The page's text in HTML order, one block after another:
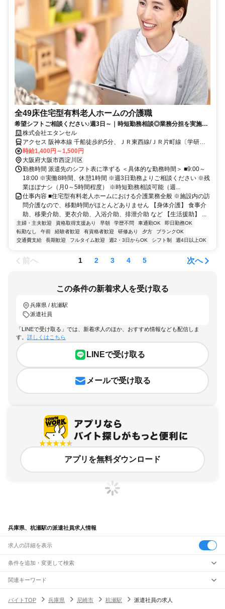
全49床住宅型有料老人ホームの介護職
希望シフトご相談ください♪週3日～｜時短勤務相談◎業務分担を実施し
ているから残業ほぼナシ｜車通勤可能
株式会社エタンセル
アクセス 阪神本線 千船徒歩約5分、ＪＲ東西線/ＪＲ片町線〔学研都
市線〕 御幣島7a口徒歩約11分、阪神本線 杭瀬徒歩約15分 【勤務地
最寄駅】阪神本線「千船」駅より徒歩7分
時給1,400円～1,500円
大阪府大阪市西淀川区
勤務時間 派遣先のシフト表に準ずる ＜具体的な勤務時間＞ ■9:00～
18:00 ※実働8時間、休憩1時間 ※週3日勤務よりご相談ください ※残
業ほぼナシ（月0～5時間程度） ※時短勤務相談可能（週...
仕事内容 ■住宅型有料老人ホームにおける介護業務全般 ※施設内の訪
問介護なので、移動時間がほとんどありません 【身体介護】 食事介
助、移乗介助、更衣介助、入浴介助、排泄介助 など 【生活援助】 ...
主婦・主夫歓迎 資格取得支援あり 早朝 学歴不問 車通勤OK
即日勤務OK
転勤なし
午前 経験者歓迎 有資格者歓迎 研修あり 夕方
ブランクOK
交通費支給
長期歓迎 フルタイム歓迎 週2・3日からOK シフト制 週4日以上OK
前へ 1 2 3 4 5 次へ
この条件の新着求人を受け取る
兵庫県 / 杭瀬駅
派遣社員
「LINEで受け取る」では、新着求人のほか、おすすめ情報なども配信しま
す。 詳しくはこちら
LINEで受け取る
メールで受け取る
アプリを無料ダウンロード
兵庫県、杭瀬駅の派遣社員求人情報
求人の詳細を表示
条件を追加・変更して検索
市区町村を追加・変更
兵庫県すべて
駅を追加・変更
関連キーワード
バイトTOP
兵庫県 尼崎市 杭瀬駅 派遣社員の求人